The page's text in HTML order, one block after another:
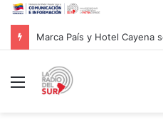
Menú